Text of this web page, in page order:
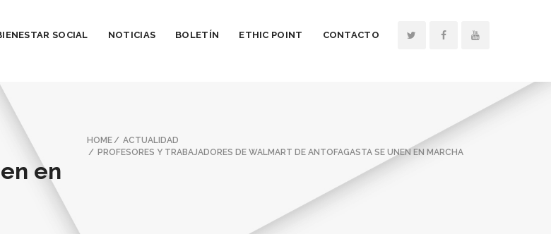
SOCIAL NOTICIAS BOLETÍN ETHIC POINT CONTACTO
en
HOME
ACTUALIDAD
PROFESORES Y TRABAJADORES DE WALMART DE ANTOFAGASTA SE UNEN EN MARCHA